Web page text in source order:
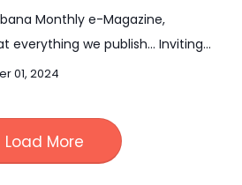
Monthly e-Magazine,
everything we publish... Inviting
01, 2024
Load More